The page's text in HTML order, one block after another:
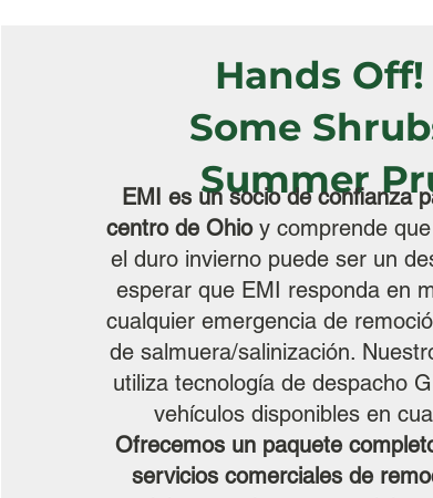
Hands
Some
Summer
EMI es un socio de confianza
centro de Ohioy comprende
el duro invierno puede ser un
esperar que EMI responda en
cualquier emergencia de
de salmuera/salinización.
utiliza tecnología de despacho
vehículos disponibles en
Ofrecemos un paquete
servicios comerciales de